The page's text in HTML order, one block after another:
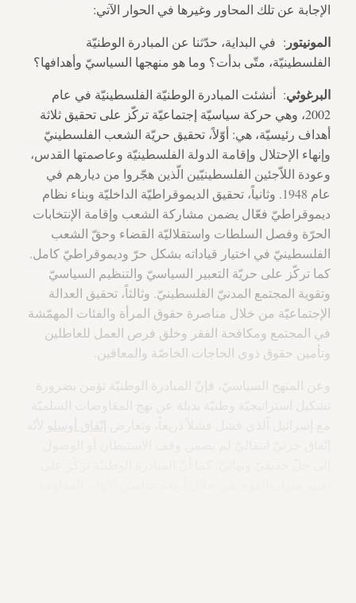
الإجابة عن تلك المحاور وغيرها في الحوار الآتي:
المونيتور : في البداية، حدّثنا عن المبادرة الوطنيّة
الفلسطينيّة، متّى بدأت؟ وما هو منهجها السياسيّ وأهدافها؟
البرغوثي: أنشئت المبادرة الوطنيّة الفلسطينيّة في عام
2002، وهي حركة سياسيّة إجتماعيّة تركّز على تحقيق ثلاثة
أهداف رئيسيّة، هي: أوّلاً، تحقيق حريّة الشعب الفلسطينيّ
وإنهاء الإحتلال وإقامة الدولة الفلسطينيّة وعاصمتها القدس،
وعودة اللاّجئين الفلسطينيّين الّذين هجّروا من ديارهم في
عام 1948. وثانياً، تحقيق الديموقراطيّة الداخليّة وبناء نظام
ديموقراطيّ فعّال يضمن مشاركة الشعب وإقامة الإنتخابات
الحرّة وفصل السلطات واستقلاليّة القضاء وحقّ الشعب
الفلسطينيّ في اختيار قياداته بشكل حرّ وديموقراطيّ كامل.
كما تركّز على حريّة التعبير السياسيّ والتنظيم السياسيّ
وتقوية المجتمع المدنيّ الفلسطينيّ. وثالثاً، تحقيق العدالة
الإجتماعيّة من خلال مناصرة حقوق المرأة والفئات المهمّشة
في المجتمع ومكافحة الفقر وخلق فرص العمل للعاطلين
وتأمين حقوق ذوي الحاجات الخاصّة والمعاقين.
وعن المنهج السياسيّ، فإنّ المبادرة الوطنيّة تؤمن بضرورة
إتّفاق أوسلو